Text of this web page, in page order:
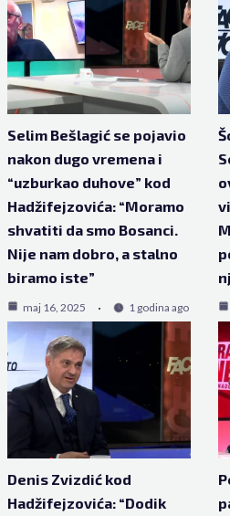
Selim Bešlagić se pojavio
nakon dugo vremena i
“uzburkao duhove” kod
Hadžifejzovića: “Moramo
shvatiti da smo Bosanci.
Nije nam dobro, a stalno
biramo iste”
maj 16, 2025 1 godina ago
Denis Zvizdić kod
Hadžifejzovića: “Dodik